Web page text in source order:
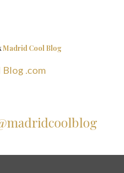
Madrid Cool Blog
.com